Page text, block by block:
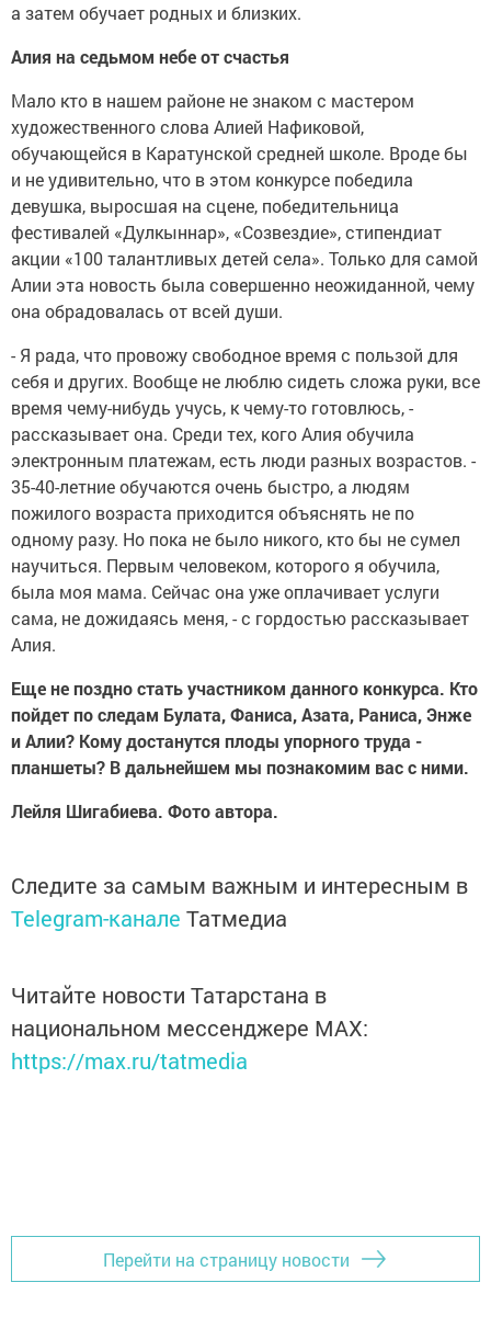
а затем обучает родных и близких.
Алия на седьмом небе от счастья
Мало кто в нашем районе не знаком с мастером
художественного слова Алией Нафиковой,
обучающейся в Каратунской средней школе. Вроде бы
и не удивительно, что в этом конкурсе победила
девушка, выросшая на сцене, победительница
фестивалей «Дулкыннар», «Созвездие», стипендиат
акции «100 талантливых детей села». Только для самой
Алии эта новость была совершенно неожиданной, чему
она обрадовалась от всей души.
- Я рада, что провожу свободное время с пользой для
себя и других. Вообще не люблю сидеть сложа руки, все
время чему-нибудь учусь, к чему-то готовлюсь, -
рассказывает она. Среди тех, кого Алия обучила
электронным платежам, есть люди разных возрастов. -
35-40-летние обучаются очень быстро, а людям
пожилого возраста приходится объяснять не по
одному разу. Но пока не было никого, кто бы не сумел
научиться. Первым человеком, которого я обучила,
была моя мама. Сейчас она уже оплачивает услуги
сама, не дожидаясь меня, - с гордостью рассказывает
Алия.
Еще не поздно стать участником данного конкурса. Кто
пойдет по следам Булата, Фаниса, Азата, Раниса, Энже
и Алии? Кому достанутся плоды упорного труда -
планшеты? В дальнейшем мы познакомим вас с ними.
Лейля Шигабиева. Фото автора.
Следите за самым важным и интересным в
Telegram-канале Татмедиа
Читайте новости Татарстана в
национальном мессенджере MАХ:
https://max.ru/tatmedia
Перейти на страницу новости